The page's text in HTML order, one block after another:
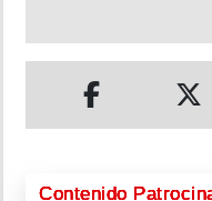
Contenido